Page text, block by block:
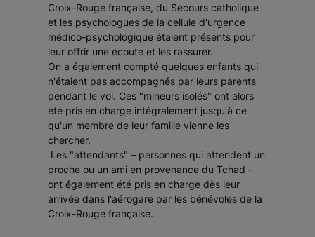
Croix-Rouge française, du Secours catholique
et les psychologues de la cellule d'urgence
médico-psychologique étaient présents pour
leur offrir une écoute et les rassurer.
On a également compté quelques enfants qui
n'étaient pas accompagnés par leurs parents
pendant le vol. Ces "mineurs isolés" ont alors
été pris en charge intégralement jusqu'à ce
qu'un membre de leur famille vienne les
chercher.
Les "attendants" – personnes qui attendent un
proche ou un ami en provenance du Tchad –
ont également été pris en charge dès leur
arrivée dans l'aérogare par les bénévoles de la
Croix-Rouge française.